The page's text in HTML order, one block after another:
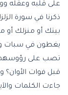
على قلبه وعقله
ذكرنا في سورة
بيتك أو منزلك أو
يغطون في سبات
تصب على رؤوسهم
قبل فوات الأوان؟
جاءت الكلمات